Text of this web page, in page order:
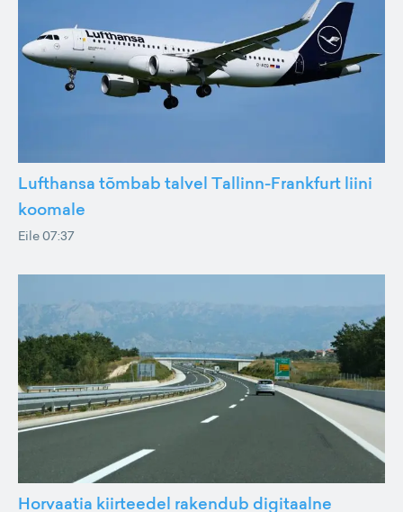
Lufthansa tõmbab talvel Tallinn-Frankfurt liini
koomale
Eile 07:37
Horvaatia kiirteedel rakendub digitaalne